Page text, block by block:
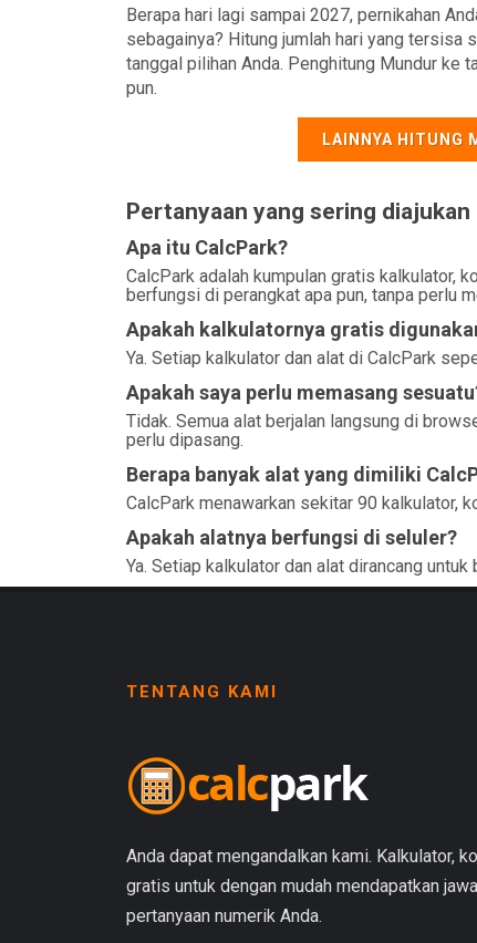
Berapa hari lagi sampai 2027, pernikahan
sebagainya? Hitung jumlah hari yang tersisa
tanggal pilihan Anda. Penghitung Mundur ke
pun.
LAINNYA HITUNG
Pertanyaan yang sering diajukan
Apa itu CalcPark?
CalcPark adalah kumpulan gratis kalkulator,
berfungsi di perangkat apa pun, tanpa perlu
Apakah kalkulatornya gratis
Ya. Setiap kalkulator dan alat di CalcPark
Apakah saya perlu memasang
Tidak. Semua alat berjalan langsung di
perlu dipasang.
Berapa banyak alat yang dimiliki
CalcPark menawarkan sekitar 90 kalkulator,
Apakah alatnya berfungsi di seluler?
Ya. Setiap kalkulator dan alat dirancang
TENTANG KAMI
Anda dapat mengandalkan kami. Kalkulator,
gratis untuk dengan mudah mendapatkan
pertanyaan numerik Anda.